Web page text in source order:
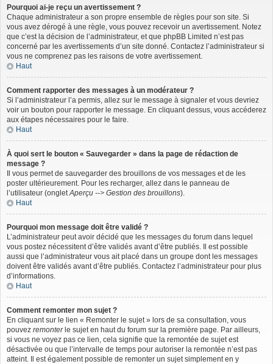
Pourquoi ai-je reçu un avertissement ?
Chaque administrateur a son propre ensemble de règles pour son site. Si
vous avez dérogé à une règle, vous pouvez recevoir un avertissement. Notez
que c’est la décision de l’administrateur, et que phpBB Limited n’est pas
concerné par les avertissements d’un site donné. Contactez l’administrateur si
vous ne comprenez pas les raisons de votre avertissement.
Haut
Comment rapporter des messages à un modérateur ?
Si l’administrateur l’a permis, allez sur le message à signaler et vous devriez
voir un bouton pour rapporter le message. En cliquant dessus, vous accéderez
aux étapes nécessaires pour le faire.
Haut
À quoi sert le bouton « Sauvegarder » dans la page de rédaction de
message ?
Il vous permet de sauvegarder des brouillons de vos messages et de les
poster ultérieurement. Pour les recharger, allez dans le panneau de
l’utilisateur (ongletAperçu --> Gestion des brouillons).
Haut
Pourquoi mon message doit être validé ?
L’administrateur peut avoir décidé que les messages du forum dans lequel
vous postez nécessitent d’être validés avant d’être publiés. Il est possible
aussi que l’administrateur vous ait placé dans un groupe dont les messages
doivent être validés avant d’être publiés. Contactez l’administrateur pour plus
d’informations.
Haut
Comment remonter mon sujet ?
En cliquant sur le lien « Remonter le sujet » lors de sa consultation, vous
pouvez remonterle sujet en haut du forum sur la première page. Par ailleurs,
si vous ne voyez pas ce lien, cela signifie que la remontée de sujet est
désactivée ou que l’intervalle de temps pour autoriser la remontée n’est pas
atteint. Il est également possible de remonter un sujet simplement en y